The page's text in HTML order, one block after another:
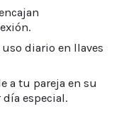
uso diario en llaves
a tu pareja en su
especial.